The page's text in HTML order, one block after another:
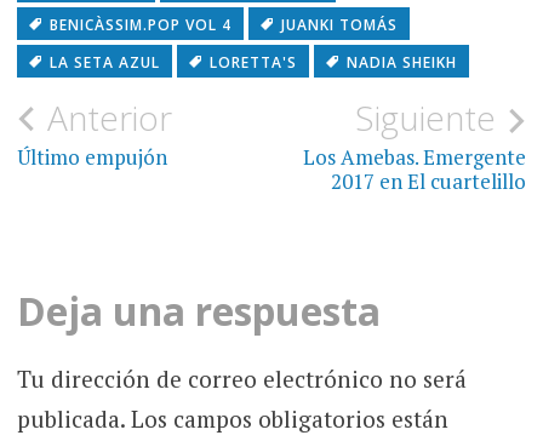
BENICÀSSIM.POP VOL 4
JUANKI TOMÁS
LA SETA AZUL
LORETTA'S NADIA SHEIKH
Navegación
de
Anterior
Último empujón
Siguiente
Los Amebas. Emergente
2017 en El cuartelillo
Deja una respuesta
Tu dirección de correo electrónico no será
publicada. Los campos obligatorios están